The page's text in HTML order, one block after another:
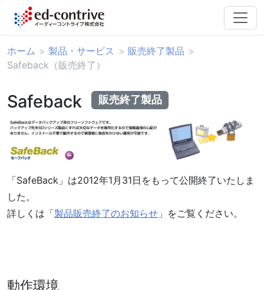
ホーム 製品・サービス
販売終了製品
Safeback（販売終了）
Safeback 販売終了製品
「SafeBack」は2012年1月31日をもって公開終了いたしま
した。
詳しくは「製品販売終了のお知らせ 」をご覧ください。
動作環境